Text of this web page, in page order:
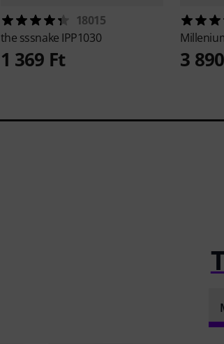
18015
the sssnake IPP1030
1 369 Ft 3